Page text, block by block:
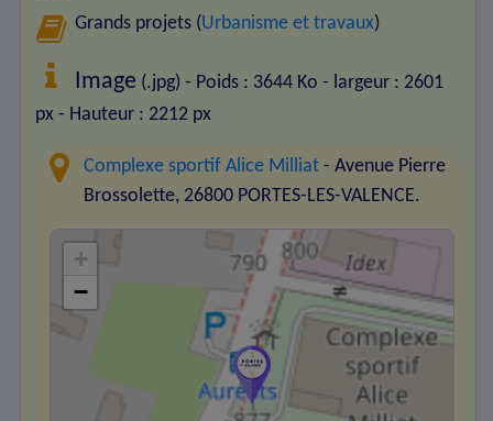
Grands projets (Urbanisme et travaux)
Image (.jpg) - Poids : 3644 Ko - largeur : 2601
px - Hauteur : 2212 px
Complexe sportif Alice Milliat - Avenue Pierre
Brossolette, 26800 PORTES-LES-VALENCE.
+
−